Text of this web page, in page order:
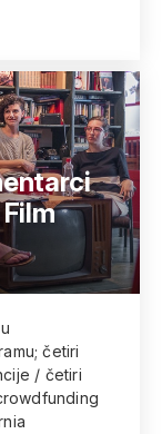
četiri
/ četiri